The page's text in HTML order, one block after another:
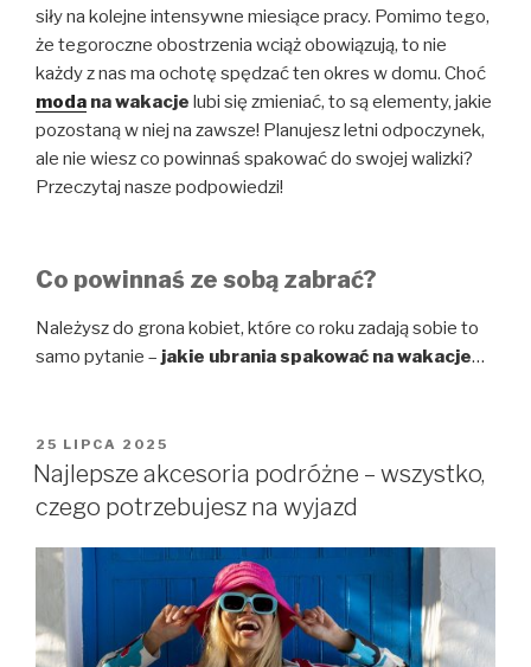
siły na kolejne intensywne miesiące pracy. Pomimo tego,
że tegoroczne obostrzenia wciąż obowiązują, to nie
każdy z nas ma ochotę spędzać ten okres w domu. Choć
moda na wakacje lubi się zmieniać, to są elementy, jakie
pozostaną w niej na zawsze! Planujesz letni odpoczynek,
ale nie wiesz co powinnaś spakować do swojej walizki?
Przeczytaj nasze podpowiedzi!
Co powinnaś ze sobą zabrać?
Należysz do grona kobiet, które co roku zadająsobie to
samo pytanie – jakie ubrania spakować na wakacje…
OPUBLIKOWANE
W
25 LIPCA 2025
Najlepsze akcesoria podróżne – wszystko,
czego potrzebujesz na wyjazd